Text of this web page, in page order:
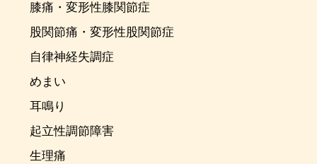
膝痛・変形性膝関節症
股関節痛・変形性股関節症
自律神経失調症
めまい
耳鳴り
起立性調節障害
生理痛